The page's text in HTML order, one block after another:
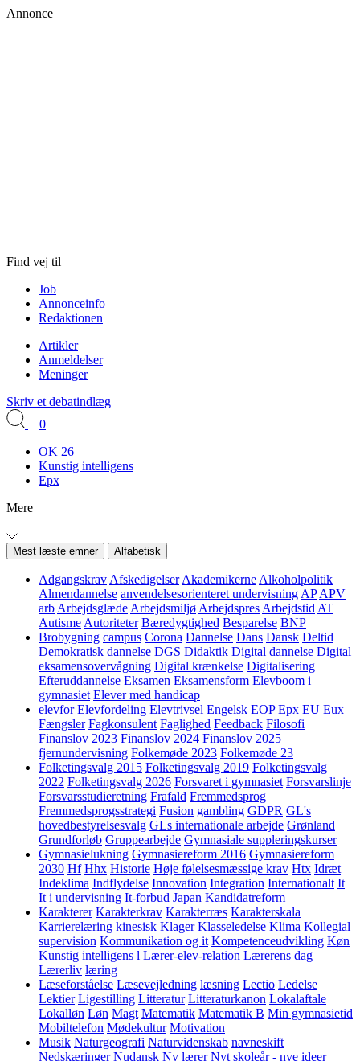
Annonce
Find vej til
Job
Annonceinfo
Redaktionen
Artikler
Anmeldelser
Meninger
Skriv et debatindlæg
0
OK 26
Kunstig intelligens
Epx
Mere
Mest læste emner Alfabetisk
Adgangskrav Afskedigelser Akademikerne Alkoholpolitik
Almendannelse anvendelsesorienteret undervisning AP APV
arb Arbejdsglæde Arbejdsmiljø Arbejdspres Arbejdstid AT
Autisme Autoriteter Bæredygtighed Besparelse BNP
Brobygning campus Corona Dannelse Dans Dansk Deltid
Demokratisk dannelse DGS Didaktik Digital dannelse Digital
eksamensovervågning Digital krænkelse Digitalisering
Efteruddannelse Eksamen Eksamensform Elevboom i
gymnasiet Elever med handicap
elevfor Elevfordeling Elevtrivsel Engelsk EOP Epx EU Eux
Fængsler Fagkonsulent Faglighed Feedback Filosofi
Finanslov 2023 Finanslov 2024 Finanslov 2025
fjernundervisning Folkemøde 2023 Folkemøde 23
Folketingsvalg 2015 Folketingsvalg 2019 Folketingsvalg
2022 Folketingsvalg 2026 Forsvaret i gymnasiet Forsvarslinje
Forsvarsstudieretning Frafald Fremmedsprog
Fremmedsprogsstrategi Fusion gambling GDPR GL's
hovedbestyrelsesvalg GLs internationale arbejde Grønland
Grundforløb Gruppearbejde Gymnasiale suppleringskurser
Gymnasielukning Gymnasiereform 2016 Gymnasiereform
2030 Hf Hhx Historie Høje følelsesmæssige krav Htx Idræt
Indeklima Indflydelse Innovation Integration Internationalt It
It i undervisning It-forbud Japan Kandidatreform
Karakterer Karakterkrav Karakterræs Karakterskala
Karrierelæring kinesisk Klager Klasseledelse Klima Kollegial
supervision Kommunikation og it Kompetenceudvikling Køn
Kunstig intelligens l Lærer-elev-relation Lærerens dag
Lærerliv læring
Læseforståelse Læsevejledning læsning Lectio Ledelse
Lektier Ligestilling Litteratur Litteraturkanon Lokalaftale
Lokalløn Løn Magt Matematik Matematik B Min gymnasietid
Mobiltelefon Mødekultur Motivation
Musik Naturgeografi Naturvidenskab navneskift
Nedskæringer Nudansk Ny lærer Nyt skoleår - nye ideer